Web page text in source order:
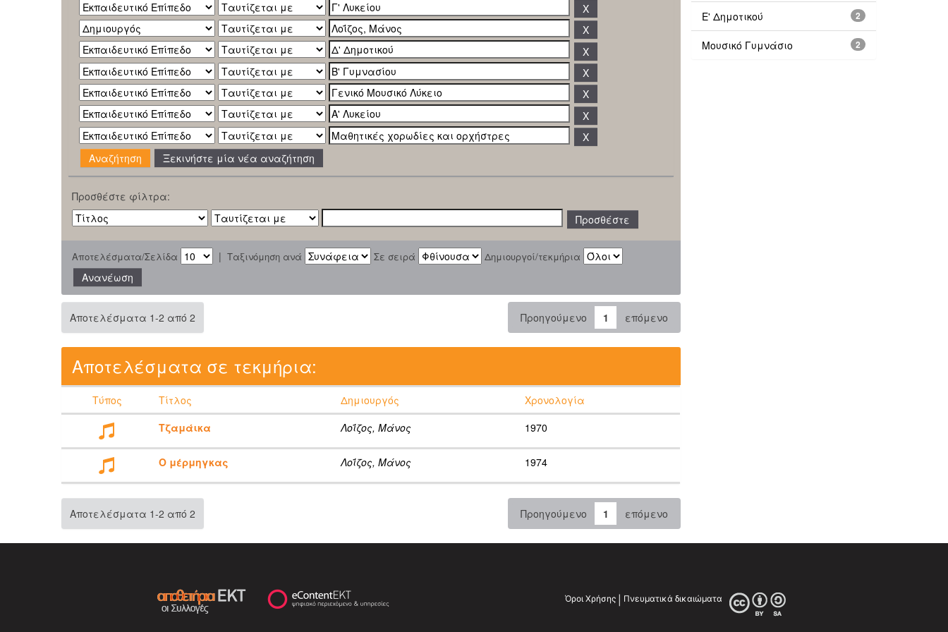
Ξεκινήστε μία νέα αναζήτηση
Προσθέστε φίλτρα:
Αποτελέσματα/Σελίδα | Ταξινόμηση ανά Σε σειρά Δημιουργοί/τεκμήρια
Αποτελέσματα 1-2 από 2 Προηγούμενο 1 επόμενο
Αποτελέσματα σε τεκμήρια:
Τύπος Τίτλος Δημιουργός
Χρονολογία
Τζαμάικα
Λοΐζος, Μάνος 1970
Ο μέρμηγκας Λοΐζος, Μάνος 1974
Αποτελέσματα 1-2 από 2 Προηγούμενο 1 επόμενο
2
Ε' Δημοτικού
2
Μουσικό Γυμνάσιο